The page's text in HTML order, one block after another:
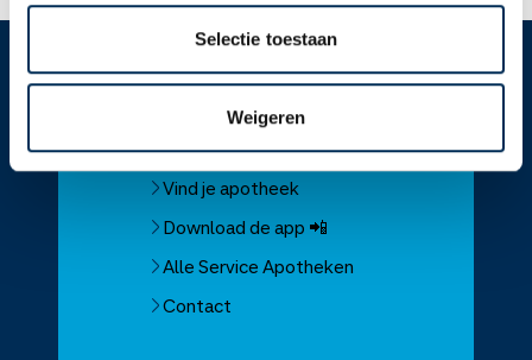
Selectie toestaan
Weigeren
Service Apotheek home
Vind je apotheek
Download de app 📲
Alle Service Apotheken
Contact